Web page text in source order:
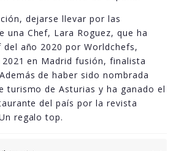
dejarse llevar por las
una Chef, Lara Roguez, que ha
año 2020 por Worldchefs,
en Madrid fusión, finalista
de haber sido nombrada
turismo de Asturias y ha ganado el
del país por la revista
regalo top.